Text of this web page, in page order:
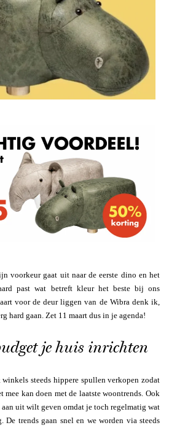
voorkeur gaat uit naar de eerste dino en het
past wat betreft kleur het beste bij ons
voor de deur liggen van de Wibra denk ik,
hard gaan. Zet 11 maart dus in je agenda!
je huis inrichten
steeds hippere spullen verkopen zodat
kan doen met de laatste woontrends. Ook
uit wilt geven omdat je toch regelmatig wat
trends gaan snel en we worden via steeds